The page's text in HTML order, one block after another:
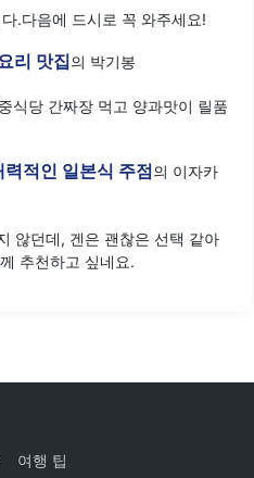
.다음에 드시로 꼭 와주세요!
리 맛집의 박기봉
식당 간짜장 먹고 양과맛이 릴품
적인 일본식 주점의 이자카
않던데, 겐은 괜찮은 선택 같아
추천하고 싶네요.
여행 팁